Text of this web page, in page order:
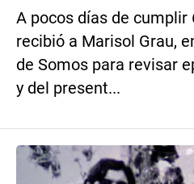
A pocos días de cumplir
recibió a Marisol Grau,
de Somos para revisar
y del present...